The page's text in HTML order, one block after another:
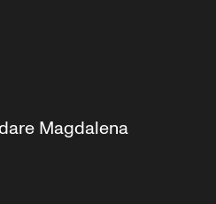
Magdalena